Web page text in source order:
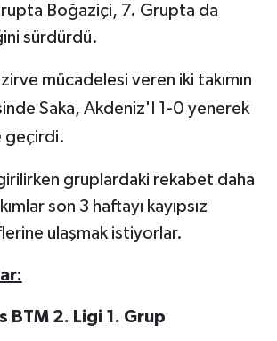
Boğaziçi, 7. Grupta da
sürdürdü.
mücadelesi veren iki takımın
Saka, Akdeniz'I 1-0 yenerek
geçirdi.
gruplardaki rekabet daha
son 3 haftayı kayıpsız
ulaşmak istiyorlar.
BTM 2. Ligi 1. Grup